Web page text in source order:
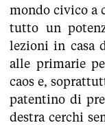
mondo civico a
tutto un
lezioni in casa
alle primarie
caos e,
patentino di
destra cerchi